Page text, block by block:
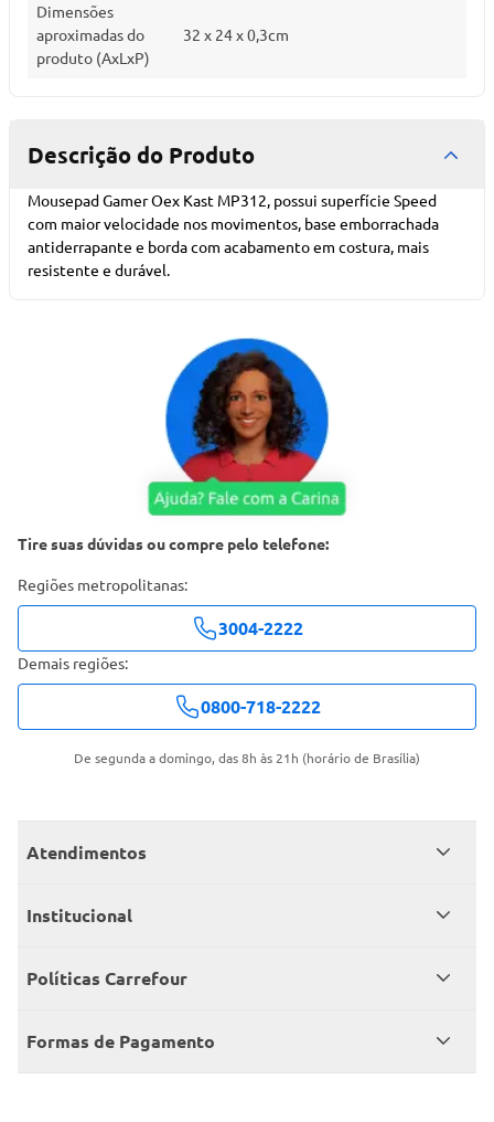
Dimensões
aproximadas do
produto (AxLxP)
32 x 24 x 0,3cm
Descrição do Produto
Mousepad Gamer Oex Kast MP312, possui superfície Speed
com maior velocidade nos movimentos, base emborrachada
antiderrapante e borda com acabamento em costura, mais
resistente e durável.
Tire suas dúvidas ou compre pelo telefone:
Regiões metropolitanas:
3004-2222
Demais regiões:
0800-718-2222
De segunda a domingo, das 8h às 21h (horário de Brasília)
Atendimentos
Meus pedidos
Consumidor.gov
Institucional
Grupo Carrefour Brasil
Produtos Carrefour
Políticas Carrefour
Políticas de entregas
Políticas de trocas e devoluções
Formas de Pagamento